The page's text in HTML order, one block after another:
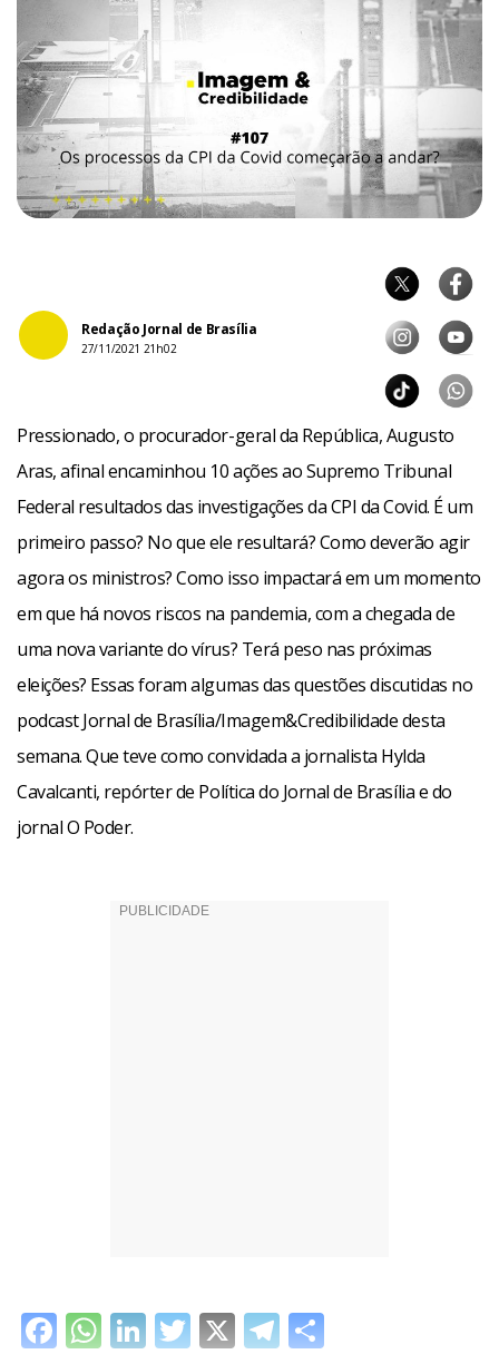
Redação Jornal de Brasília
27/11/2021 21h02
Pressionado, o procurador-geral da República, Augusto
Aras, afinal encaminhou 10 ações ao Supremo Tribunal
Federal resultados das investigações da CPI da Covid. É um
primeiro passo? No que ele resultará? Como deverão agir
agora os ministros? Como isso impactará em um momento
em que há novos riscos na pandemia, com a chegada de
uma nova variante do vírus? Terá peso nas próximas
eleições? Essas foram algumas das questões discutidas no
podcast Jornal de Brasília/Imagem&Credibilidade desta
semana. Que teve como convidada a jornalista Hylda
Cavalcanti, repórter de Política do Jornal de Brasília e do
jornal O Poder.
Facebook
WhatsApp
LinkedIn
Twitter
X Telegram